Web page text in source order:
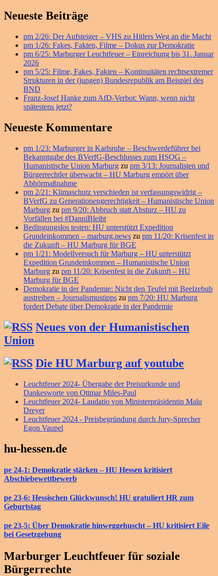
Primärer
Widget-
Bereich
Neueste Beiträge
pm 2/26: Der Aufsteiger – VHS zu Hitlers Weg an die Macht
pm 1/26: Fakes, Fakten, Filme – Dokus zur Demokratie
pm 6/25: Marburger Leuchtfeuer – Einreichung bis 31. Januar
2026
pm 5/25: Filme, Fakes, Fakten – Kontinuitäten rechtsextremer
Strukturen in der (jungen) Bundesrepublik am Beispiel des
BND
Franz-Josef Hanke zum AfD-Verbot: Wann, wenn nicht
spätestens jetzt?
Neueste Kommentare
pm 1/23: Marburger in Karlsruhe – Beschwerdeführer bei
Bekanntgabe des BVerfG-Beschlusses zum HSOG –
Humanistische Union Marburg zu pm 3/13: Journalisten und
Bürgerrechtler überwacht – HU Marburg empört über
Abhörmaßnahme
pm 2/21: Klimaschutz verschieden ist verfassungswidrig –
BVerfG zu Generationengerechtigkeit – Humanistische Union
Marburg zu pm 9/20: Abbruch statt Absturz – HU zu
Vorfällen bei #DanniBleibt
Bedingungslos testen: HU unterstützt Expedition
Grundeinkommen – marburg.news zu pm 11/20: Krisenfest in
die Zukunft – HU Marburg für BGE
pm 1/21: Modellversuch für Marburg – HU unterstützt
Expedition Grundeinkommen – Humanistische Union
Marburg zu pm 11/20: Krisenfest in die Zukunft – HU
Marburg für BGE
Demokratie in der Pandemie: Nicht den Teufel mit Beelzebub
austreiben – Journalismustipps zu pm 7/20: HU Marburg
fordert Debate über Demokratie in der Pandemie
Neues von der Humanistischen
Union
Die HU Marburg auf youtube
Leuchtfeuer 2024- Übergabe der Preisurkunde und
Dankesworte von Ottmar Miles-Paul
Leuchtfeuer 2024- Laudatio von Ministerpräsidentin Malu
Dreyer
Leuchtfeuer 2024 - Preisbegründung durch Jury-Sprecher
Egon Vaupel
hu-hessen.de
pe 24-1: Demokratie stärken – HU Hessen kritisiert
Abschiebewettbewerb
pe 23-6: Hessischen Glückwunsch! HU gratuliert HR zum
Geburtstag
pe 23-5: Über Demokratie hinweggehuscht – HU kritisiert Eile
bei Gesetzgebung
Marburger Leuchtfeuer für soziale
Bürgerrechte